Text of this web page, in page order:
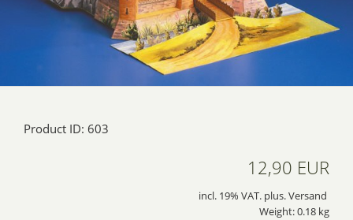
Product ID: 603
12,90 EUR
incl. 19% VAT. plus. Versand
Weight: 0.18 kg